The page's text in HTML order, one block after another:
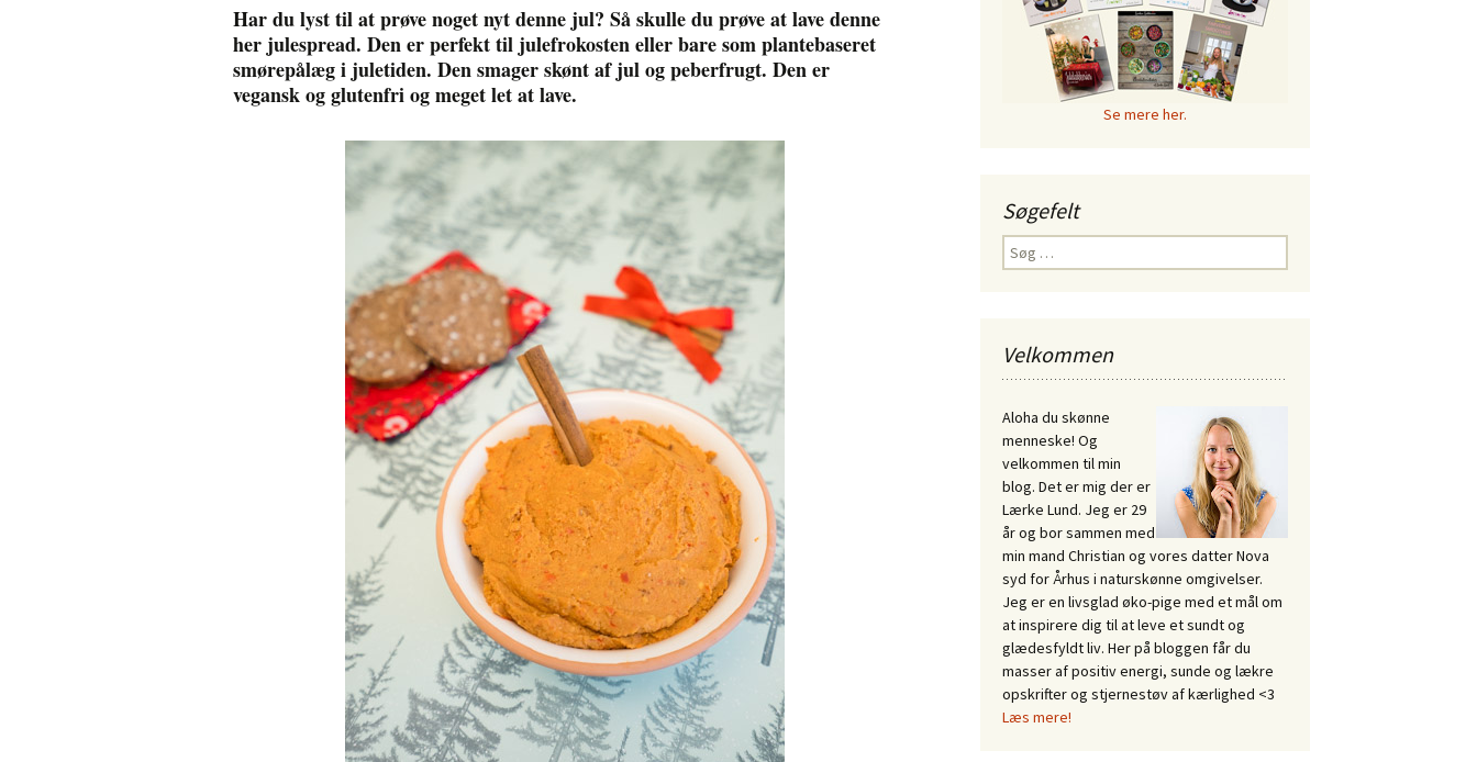
Personlig pleje
Mad til de små
Har du lyst til at prøve noget nyt denne jul? Så skulle du prøve at lave denne
her julespread. Den er perfekt til julefrokosten eller bare som plantebaseret
smørepålæg i juletiden. Den smager skønt af jul og peberfrugt. Den er
vegansk og glutenfri og meget let at lave.
Se mere her.
Søgefelt
Søg
efter:
Velkommen
Aloha du skønne
menneske! Og
velkommen til min
blog. Det er mig der er
Lærke Lund. Jeg er 29
år og bor sammen med
min mand Christian og vores datter Nova
syd for Århus i naturskønne omgivelser.
Jeg er en livsglad øko-pige med et mål om
at inspirere dig til at leve et sundt og
glædesfyldt liv. Her på bloggen får du
masser af positiv energi, sunde og lækre
opskrifter og stjernestøv af kærlighed <3
Læs mere!